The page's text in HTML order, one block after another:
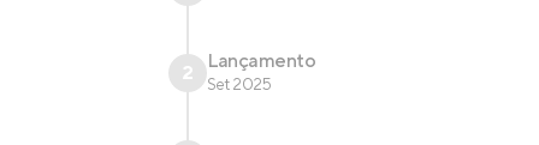
2 Lançamento
Set 2025